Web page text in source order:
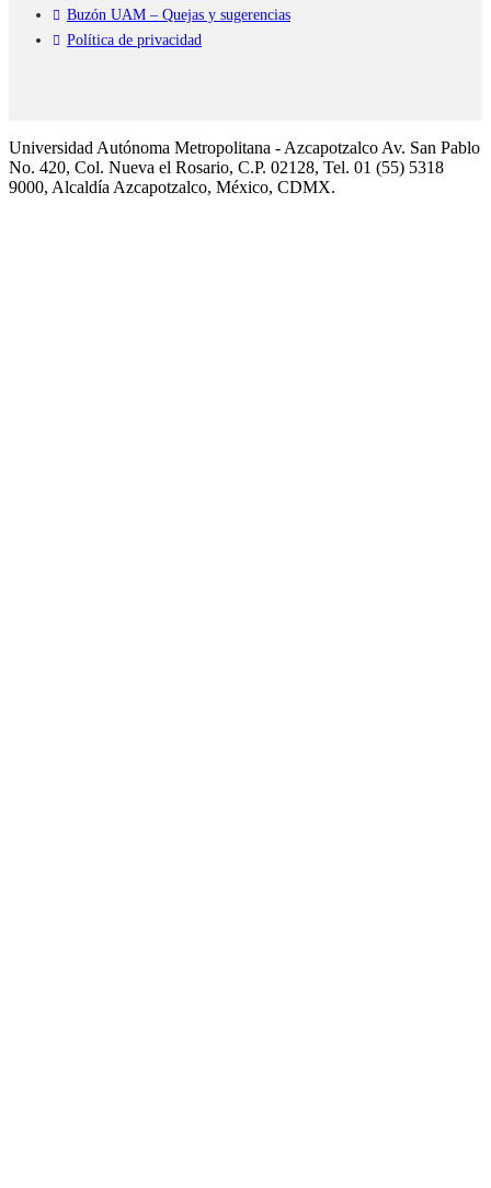
Buzón UAM – Quejas y sugerencias
Política de privacidad
Universidad Autónoma Metropolitana - Azcapotzalco Av. San Pablo
No. 420, Col. Nueva el Rosario, C.P. 02128, Tel. 01 (55) 5318
9000, Alcaldía Azcapotzalco, México, CDMX.